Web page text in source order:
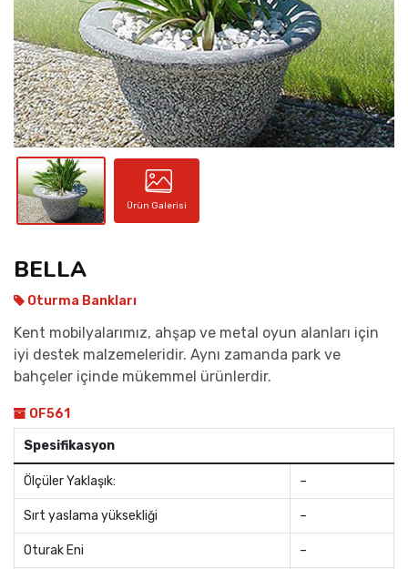
İLETIŞIM
Ürün Galerisi
BELLA
Oturma Bankları
Kent mobilyalarımız, ahşap ve metal oyun alanları için
iyi destek malzemeleridir. Aynı zamanda park ve
bahçeler içinde mükemmel ürünlerdir.
OF561
Spesifikasyon
Ölçüler Yaklaşık: –
Sırt yaslama yüksekliği –
Oturak Eni –